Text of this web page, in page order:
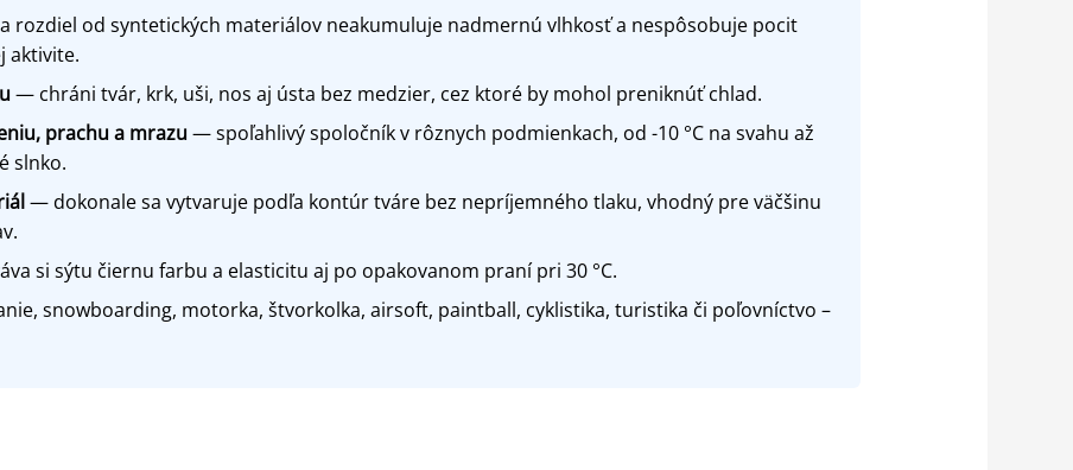
rozdiel od syntetických materiálov neakumuluje nadmernú vlhkosť a nespôsobuje pocit
aktivite.
— chráni tvár, krk, uši, nos aj ústa bez medzier, cez ktoré by mohol preniknúť chlad.
prachu a mrazu— spoľahlivý spoločník v rôznych podmienkach, od -10 °C na svahu až
slnko.
— dokonale sa vytvaruje podľa kontúr tváre bez nepríjemného tlaku, vhodný pre väčšinu
si sýtu čiernu farbu a elasticitu aj po opakovanom praní pri 30 °C.
snowboarding, motorka, štvorkolka, airsoft, paintball, cyklistika, turistika či poľovníctvo –